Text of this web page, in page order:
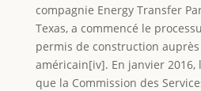
compagnie Energy Transfer
Texas, a commencé le
permis de construction
américain[iv]. En janvier 2016,
que la Commission des